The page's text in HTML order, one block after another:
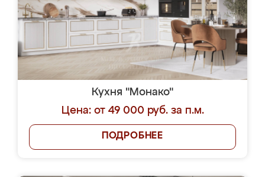
Кухня "Монако"
Цена: от 49 000 руб. за п.м.
ПОДРОБНЕЕ